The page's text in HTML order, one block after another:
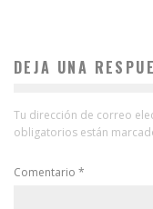
DEJA UNA
Tu dirección de correo
obligatorios están
Comentario *